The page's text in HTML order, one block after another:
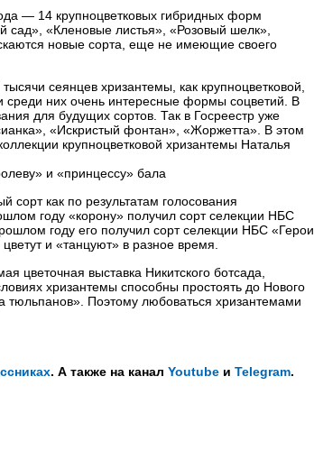
— 14 крупноцветковых гибридных форм
«Кленовые листья», «Розовый шелк»,
новые сорта, еще не имеющие своего
сеянцев хризантемы, как крупноцветковой,
среди них очень интересные формы соцветий. В
для будущих сортов. Так в Госреестр уже
«Искристый фонтан», «Жоржетта». В этом
крупноцветковой хризантемы Наталья
и «принцессу» бала
как по результатам голосования
году «корону» получил сорт селекции НБС
году его получил сорт селекции НБС «Герои
и «танцуют» в разное время.
цветочная выставка Никитского ботсада,
хризантемы способны простоять до Нового
Поэтому любоваться хризантемами
. А также на канал Youtube и Telegram.